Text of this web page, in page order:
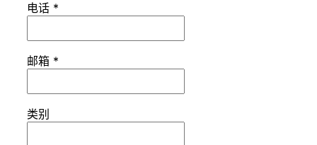
电话 *
邮箱 *
类别